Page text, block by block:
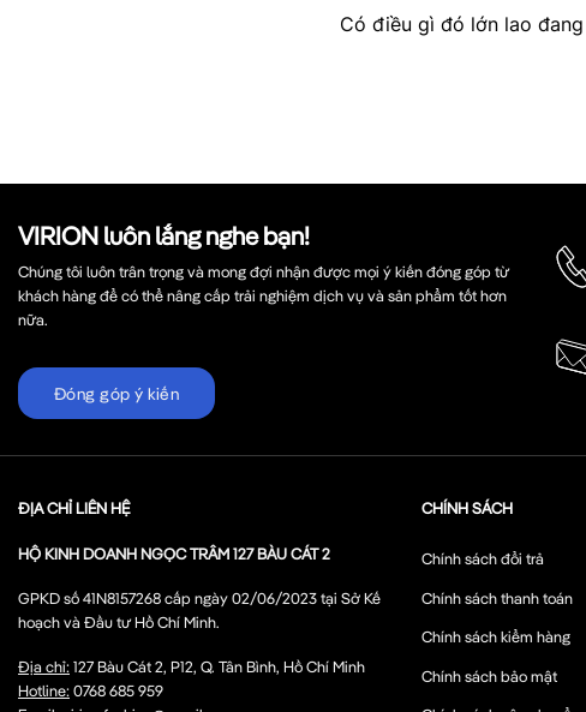
Có điều gì đó lớn lao
VIRION luôn lắng nghe bạn!
Chúng tôi luôn trân trọng và mong đợi nhận được mọi ý kiến đóng góp từ
khách hàng để có thể nâng cấp trải nghiệm dịch vụ và sản phẩm tốt hơn
nữa.
Đóng góp ý kiến
ĐỊA CHỈ LIÊN HỆ
HỘ KINH DOANH NGỌC TRÂM 127 BÀU CÁT 2
GPKD số 41N8157268 cấp ngày 02/06/2023 tại Sở Kế
hoạch và Đầu tư Hồ Chí Minh.
Địa chỉ:127 Bàu Cát 2, P12, Q. Tân Bình, Hồ Chí Minh
Hotline:0768 685 959
CHÍNH SÁCH
Chính sách đổi trả
Chính sách thanh toán
Chính sách kiểm hàng
Chính sách bảo mật